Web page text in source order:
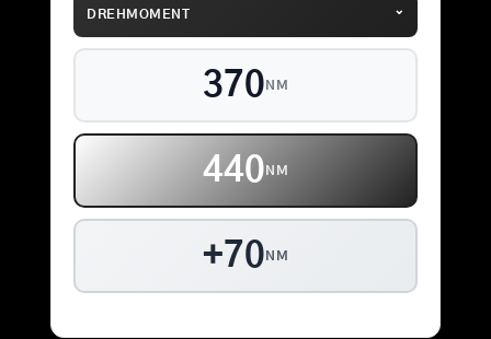
DREHMOMENT ⌄
370 NM
440 NM
+70 NM